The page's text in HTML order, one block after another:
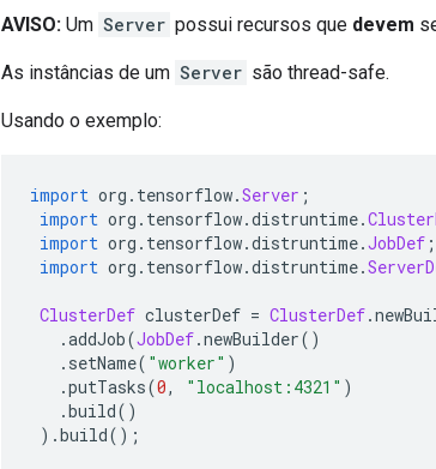
AVISO: Um Server possui recursos que devem
As instâncias de um Server são thread-safe.
Usando o exemplo:
import org . tensorflow.Server ;
import org . tensorflow.distruntime.
import org . tensorflow.distruntime.JobDef ;
import org . tensorflow.distruntime.
ClusterDef clusterDef = ClusterDef.
.addJob(JobDef.newBuilder()
. setName( "worker" )
.putTasks(0, "localhost:4321" )
.build()
).build();